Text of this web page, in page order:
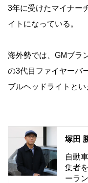
3年に受けたマイナー
イトになっている。
海外勢では、GMブラ
の3代目ファイヤーバ
ブルヘッドライトとい
塚田
自動
集者
ーラ